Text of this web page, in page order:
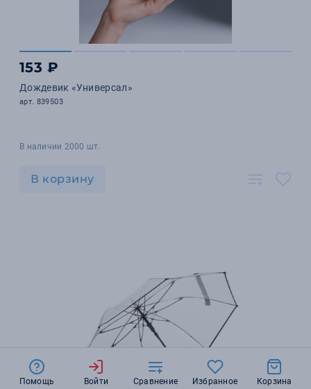
153 ₽
Дождевик «Универсал»
арт. 839503
В наличии 2000 шт.
В корзину
Помощь Войти Сравнение Избранное Корзина